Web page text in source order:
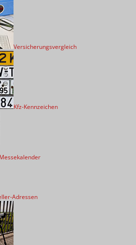
Versicherungsvergleich
Kfz-Kennzeichen
Messekalender
Adressen